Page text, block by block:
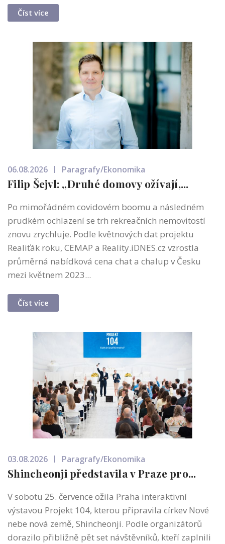
Číst více
06.08.2026 Paragrafy/Ekonomika
Filip Šejvl: „Druhé domovy ožívají,...
Po mimořádném covidovém boomu a následném
prudkém ochlazení se trh rekreačních nemovitostí
znovu zrychluje. Podle květnových dat projektu
Realiťák roku, CEMAP a Reality.iDNES.cz vzrostla
průměrná nabídková cena chat a chalup v Česku
mezi květnem 2023...
Číst více
03.08.2026 Paragrafy/Ekonomika
Shincheonji představila v Praze pro...
V sobotu 25. července ožila Praha interaktivní
výstavou Projekt 104, kterou připravila církev Nové
nebe nová země, Shincheonji. Podle organizátorů
dorazilo přibližně pět set návštěvníků, kteří zaplnili